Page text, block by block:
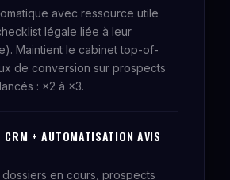
avec ressource utile
légale liée à leur
Maintient le cabinet top-of-
de conversion sur prospects
: ×2 à ×3.
CRM + AUTOMATISATION AVIS
dossiers en cours, prospects